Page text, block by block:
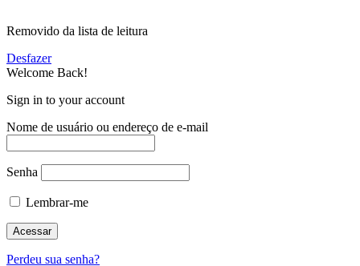
Removido da lista de leitura
Desfazer
Welcome Back!
Sign in to your account
Nome de usuário ou endereço de e-mail
Senha
Lembrar-me
Perdeu sua senha?